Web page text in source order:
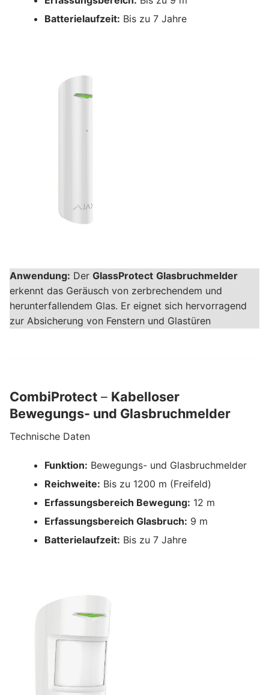
Batterielaufzeit: Bis zu 7 Jahre
Anwendung: Der GlassProtect Glasbruchmelder
erkennt das Geräusch von zerbrechendem und
herunterfallendem Glas. Er eignet sich hervorragend
zur Absicherung von Fenstern und Glastüren
CombiProtect – Kabelloser
Bewegungs- und Glasbruchmelder
Technische Daten
Funktion: Bewegungs- und Glasbruchmelder
Reichweite: Bis zu 1200 m (Freifeld)
Erfassungsbereich Bewegung: 12 m
Erfassungsbereich Glasbruch: 9 m
Batterielaufzeit: Bis zu 7 Jahre